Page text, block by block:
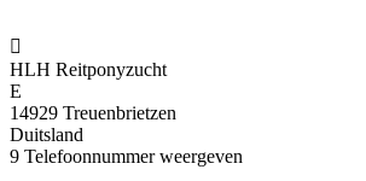

HLH Reitponyzucht
E
14929 Treuenbrietzen
Duitsland
9 Telefoonnummer weergeven